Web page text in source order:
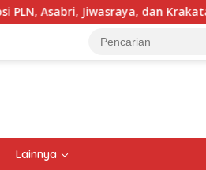
dan Krakatau Steel
Lainnya